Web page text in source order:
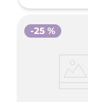
-25 %